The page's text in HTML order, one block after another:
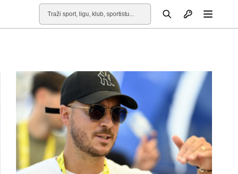
Pretraga Otvori profil